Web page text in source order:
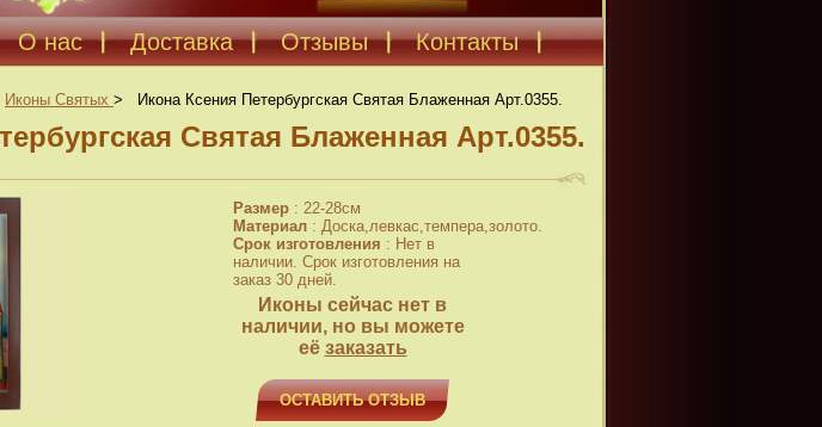
О нас Доставка Отзывы Контакты
Иконы Святых > Икона Ксения Петербургская Святая Блаженная Арт.0355.
Святая Блаженная Арт.0355.
Размер : 22-28см
Материал : Доска,левкас,темпера,золото.
Срок изготовления : Нет в
наличии. Срок изготовления на
заказ 30 дней.
Иконы сейчас нет в
наличии, но вы можете
её заказать
ОСТАВИТЬ ОТЗЫВ